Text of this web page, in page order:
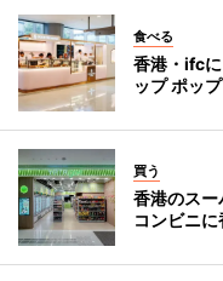
食べる
香港・ifc
ップ ポッ
買う
香港のス
コンビニ